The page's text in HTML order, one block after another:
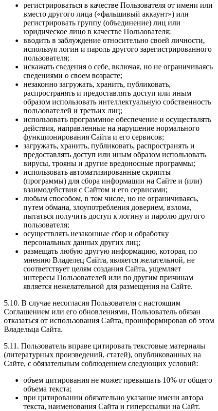
регистрироваться в качестве Пользователя от имени или
вместо другого лица («фальшивый аккаунт») или
регистрировать группу (объединение) лиц или
юридическое лицо в качестве Пользователя;
вводить в заблуждение относительно своей личности,
используя логин и пароль другого зарегистрированного
пользователя;
искажать сведения о себе, включая, но не ограничиваясь
сведениями о своем возрасте;
незаконно загружать, хранить, публиковать,
распространять и предоставлять доступ или иным
образом использовать интеллектуальную собственность
пользователей и третьих лиц;
использовать программное обеспечение и осуществлять
действия, направленные на нарушение нормального
функционирования Сайта и его сервисов;
загружать, хранить, публиковать, распространять и
предоставлять доступ или иным образом использовать
вирусы, трояны и другие вредоносные программы;
использовать автоматизированные скрипты
(программы) для сбора информации на Сайте и (или)
взаимодействия с Сайтом и его сервисами;
любым способом, в том числе, но не ограничиваясь,
путем обмана, злоупотребления доверием, взлома,
пытаться получить доступ к логину и паролю другого
пользователя;
осуществлять незаконные сбор и обработку
персональных данных других лиц;
размещать любую другую информацию, которая, по
мнению Владелец Сайта, является желательной, не
соответствует целям создания Сайта, ущемляет
интересы Пользователей или по другим причинам
является нежелательной для размещения на Сайте.
5.10. В случае несогласия Пользователя с настоящим
Соглашением или его обновлениями, Пользователь обязан
отказаться от использования Сайта, проинформировав об этом
Владельца Сайта.
5.11. Пользователь вправе цитировать текстовые материалы
(литературных произведений, статей), опубликованных на
Сайте, с обязательным соблюдением следующих условий:
объем цитирования не может превышать 10% от общего
объема текста;
при цитировании обязательно указание имени автора
текста, наименования Сайта и гиперссылки на Сайт.